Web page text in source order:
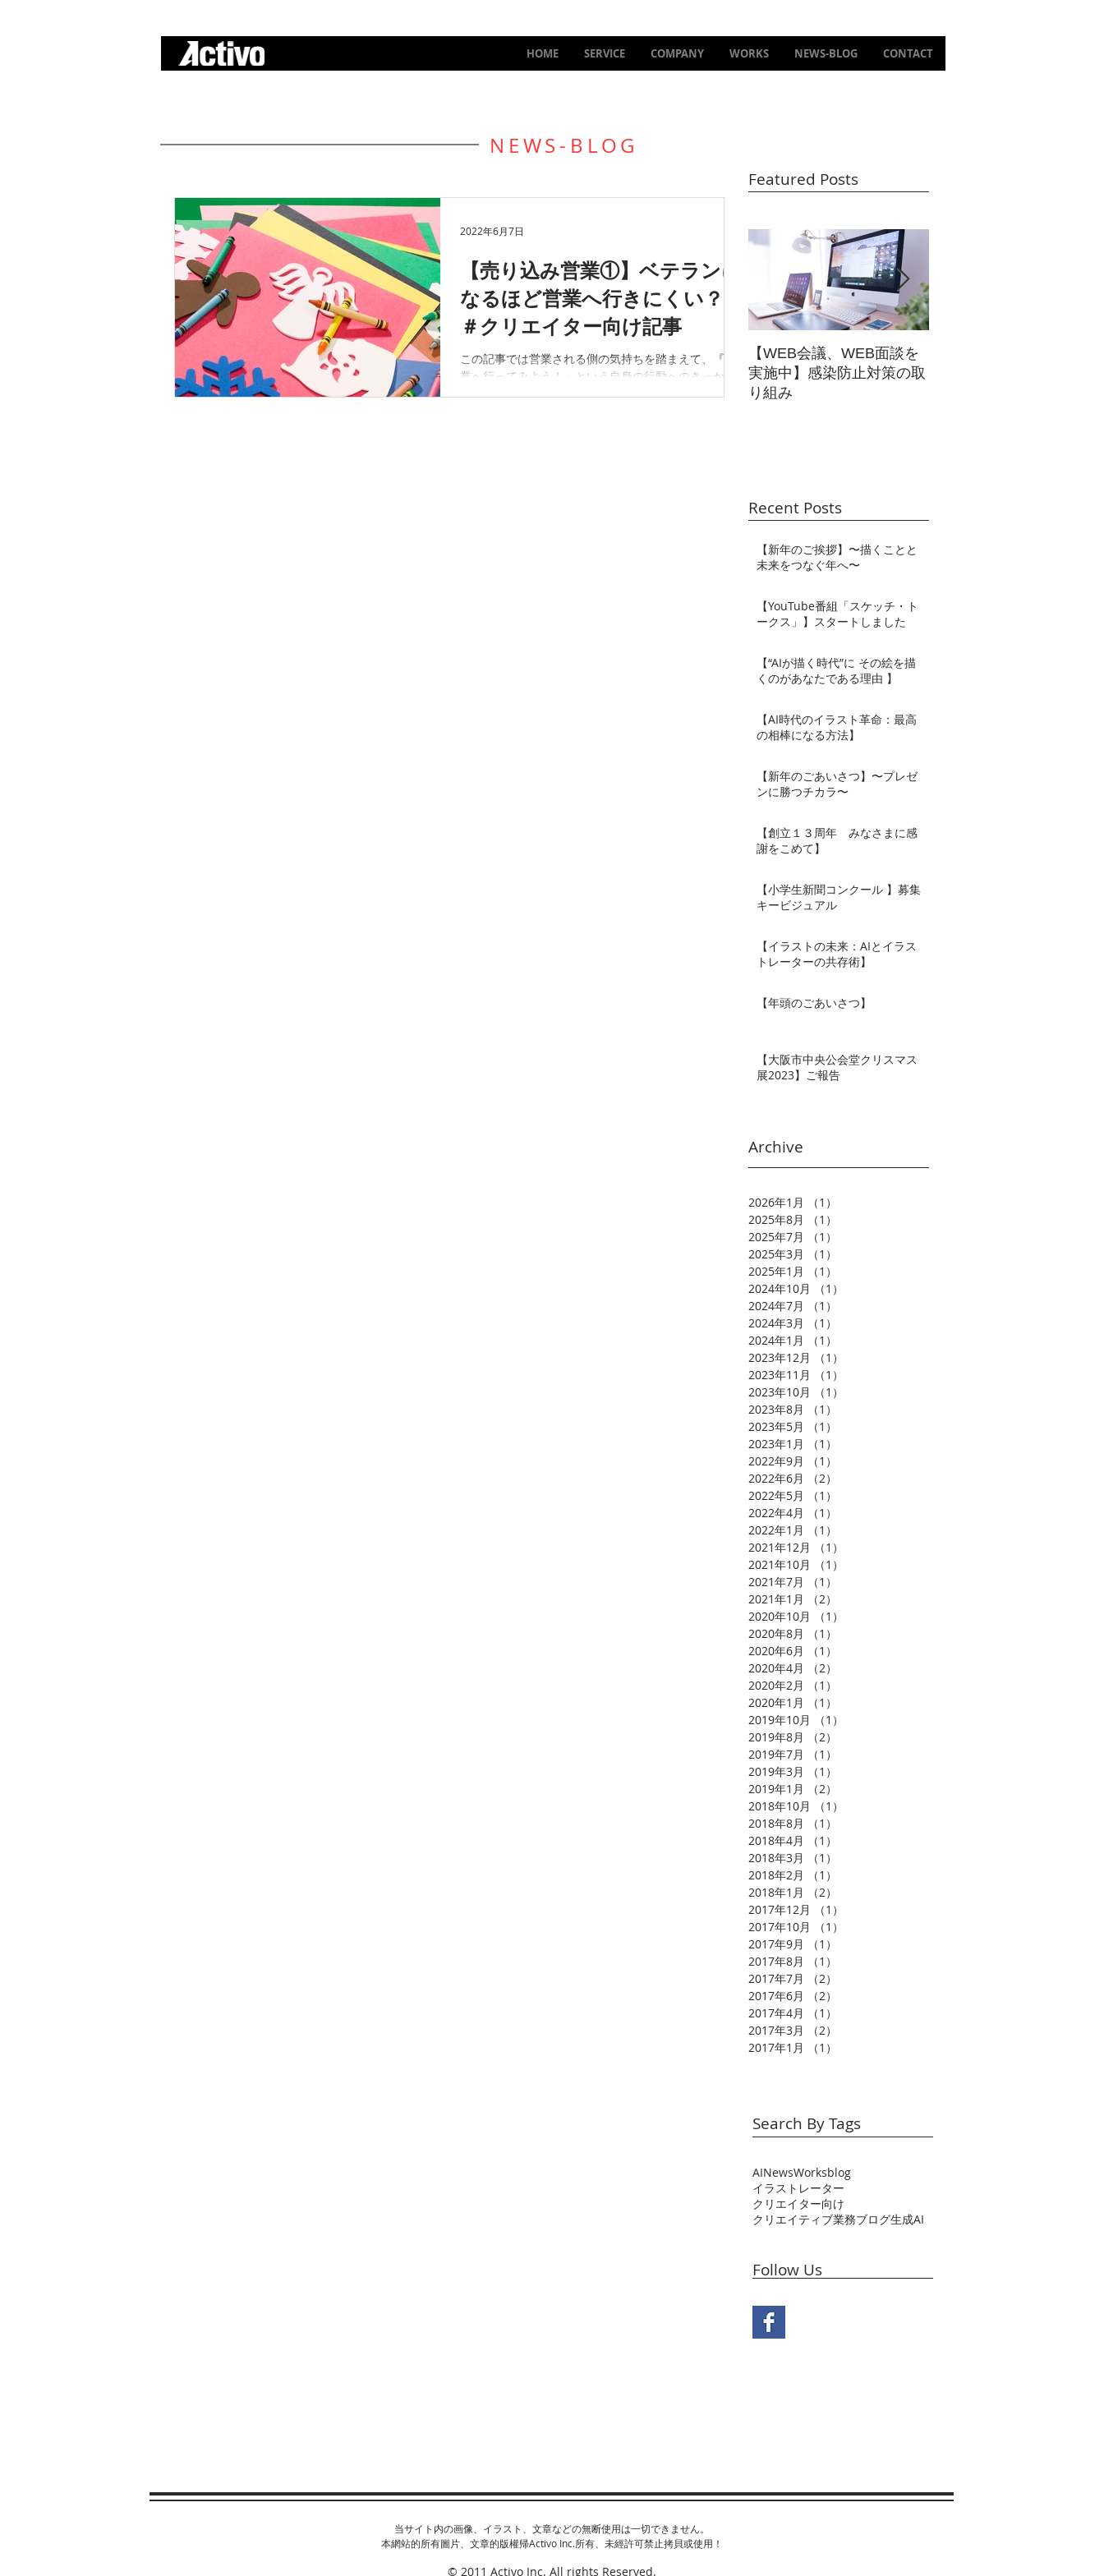
HOME SERVICE COMPANY WORKS NEWS-BLOG CONTACT
NEWS-BLOG
Featured Posts
【売り込み営業①】ベテランに
なるほど営業へ行きにくい？
＃クリエイター向け記事
この記事では営業される側の気持ちを踏まえて、『営
業へ行ってみよう！』という自身の行動へのきっかけ
になればと思います。 最近、売り込みの営業に行きま
2022年6月7日
【WEB会議、WEB面談を
実施中】感染防止対策の取
り組み
Recent Posts
【新年のご挨拶】〜描くことと
未来をつなぐ年へ〜
【YouTube番組「スケッチ・ト
ークス」】スタートしました
【“AIが描く時代”に その絵を描
くのがあなたである理由 】
【AI時代のイラスト革命：最高
の相棒になる方法】
【新年のごあいさつ】〜プレゼ
ンに勝つチカラ〜
【創立１３周年 みなさまに感
謝をこめて】
【小学生新聞コンクール 】募集
キービジュアル
【イラストの未来：AIとイラス
トレーターの共存術】
【年頭のごあいさつ】
【大阪市中央公会堂クリスマス
展2023】ご報告
Archive
2026年1月 （1）
2025年8月
（1）
2025年7月
（1）
2025年3月
（1）
2025年1月
（1）
2024年10月
（1）
2024年7月
（1）
2024年3月
（1）
2024年1月
（1）
2023年12月
（1）
2023年11月
（1）
2023年10月
（1）
2023年8月
（1）
2023年5月
（1）
2023年1月
（1）
2022年9月
（1）
2022年6月
（2）
2022年5月
（1）
2022年4月
（1）
2022年1月
（1）
2021年12月
（1）
2021年10月
（1）
2021年7月
（1）
2021年1月
（2）
2020年10月
（1）
2020年8月
（1）
2020年6月
（1）
2020年4月
（2）
2020年2月
（1）
2020年1月
（1）
2019年10月
（1）
2019年8月
（2）
2019年7月
（1）
2019年3月
（1）
2019年1月
（2）
2018年10月
（1）
2018年8月
（1）
2018年4月
（1）
2018年3月
（1）
2018年2月
（1）
2018年1月
（2）
2017年12月
（1）
2017年10月
（1）
2017年9月
（1）
2017年8月
（1）
2017年7月
（2）
2017年6月
（2）
2017年4月
（1）
2017年3月
（2）
2017年1月
（1）
Search By Tags
AINewsWorksblog
イラストレーター
クリエイター向け
クリエイティブ業務ブログ生成AI
Follow Us
当サイト内の画像、イラスト、文章などの無断使用は一切できません。
本網站的所有圖片、文章的版權帰Activo Inc.所有、未經許可禁止拷貝或使用！
© 2011 Activo Inc. All rights Reserved.